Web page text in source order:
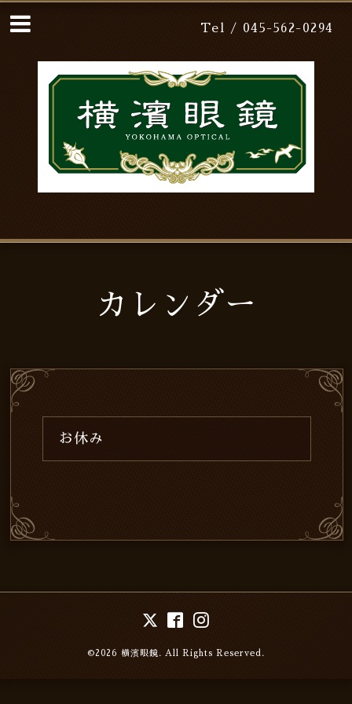
Tel / 045-562-0294
カレンダー
お休み
©2026 横濱眼鏡. All Rights Reserved.